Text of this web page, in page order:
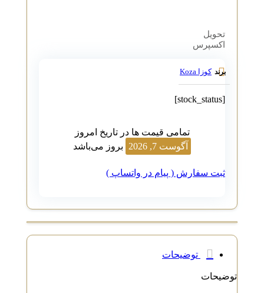
تحویل
اکسپرس
کوزا Koza
تمامی قیمت ها در تاریخ امروز
آگوست 7, 2026
بروز می‌باشد
ثبت سفارش ( پیام در واتساپ )
توضیحات
توضیحات